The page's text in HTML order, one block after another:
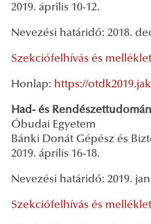
2019. április 10-12.
Nevezési határidő: 2018.
Szekciófelhívás és
Honlap: https://
Had- és
Óbudai Egyetem
Bánki Donát Gépész és
2019. április 16-18.
Nevezési határidő: 2019.
Szekciófelhívás és